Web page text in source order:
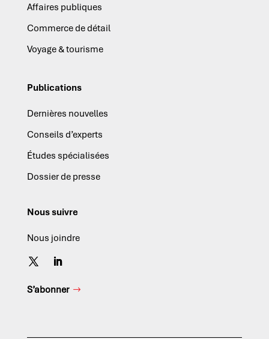
Affaires publiques
Commerce de détail
Voyage & tourisme
Publications
Dernières nouvelles
Conseils d’experts
Études spécialisées
Dossier de presse
Nous suivre
Nous joindre
S’abonner